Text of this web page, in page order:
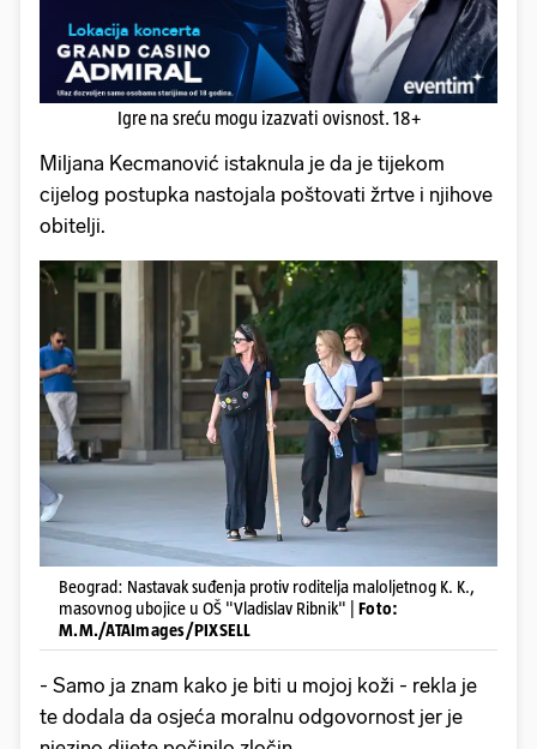
Igre na sreću mogu izazvati ovisnost. 18+
Miljana Kecmanović istaknula je da je tijekom
cijelog postupka nastojala poštovati žrtve i njihove
obitelji.
Beograd: Nastavak suđenja protiv roditelja maloljetnog K. K.,
masovnog ubojice u OŠ "Vladislav Ribnik" | Foto:
M.M./ATAImages/PIXSELL
- Samo ja znam kako je biti u mojoj koži - rekla je
te dodala da osjeća moralnu odgovornost jer je